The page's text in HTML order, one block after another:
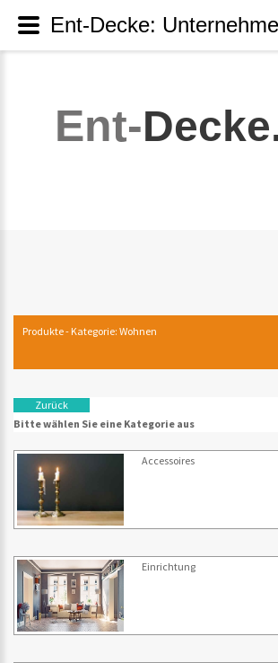
Ent-
Produkte - Kategorie: Wohnen
Zurück
Bitte wählen Sie eine Kategorie aus
Accessoires
Einrichtung
Ent-Decke: